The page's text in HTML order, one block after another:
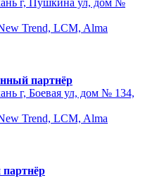
г, Пушкина ул, дом №
Trend, LCM, Alma
партнёр
г, Боевая ул, дом № 134,
Trend, LCM, Alma